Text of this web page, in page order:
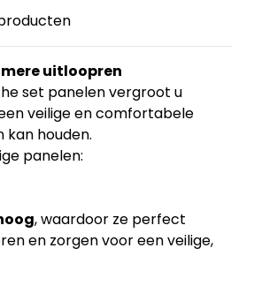
uitloopren
set panelen vergroot u
veilige en comfortabele
houden.
panelen:
, waardoor ze perfect
en zorgen voor een veilige,